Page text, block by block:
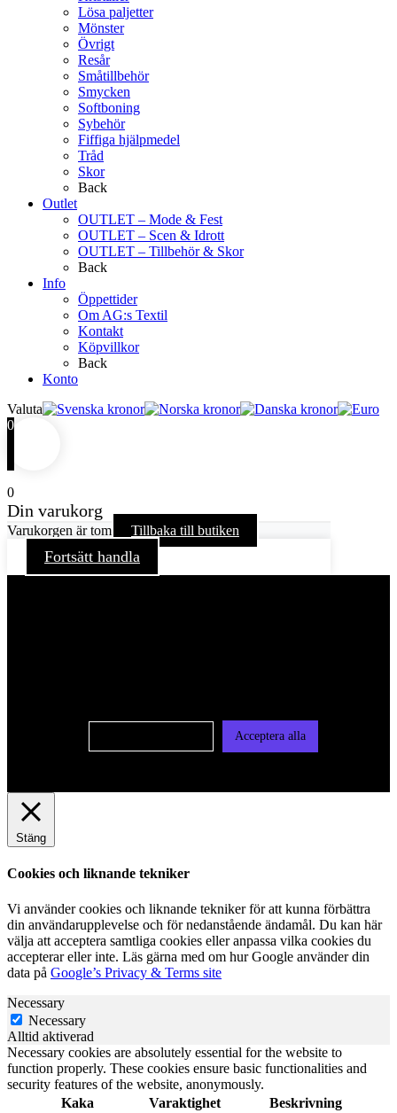
Lösa paljetter
Mönster
Övrigt
Resår
Småtillbehör
Smycken
Softboning
Sybehör
Fiffiga hjälpmedel
Tråd
Skor
Back
Outlet
OUTLET – Mode & Fest
OUTLET – Scen & Idrott
OUTLET – Tillbehör & Skor
Back
Info
Öppettider
Om AG:s Textil
Kontakt
Köpvillkor
Back
Konto
Valuta
0
0
Din varukorg
Varukorgen är tom Tillbaka till butiken
Fortsätt handla
Acceptera alla
Stäng
Cookies och liknande tekniker
Vi använder cookies och liknande tekniker för att kunna förbättra
din användarupplevelse och för nedanstående ändamål. Du kan här
välja att acceptera samtliga cookies eller anpassa vilka cookies du
accepterar eller inte. Läs gärna med om hur Google använder din
data på Google’s Privacy & Terms site
Necessary
Necessary
Alltid aktiverad
Necessary cookies are absolutely essential for the website to
function properly. These cookies ensure basic functionalities and
security features of the website, anonymously.
Kaka
Varaktighet Beskrivning